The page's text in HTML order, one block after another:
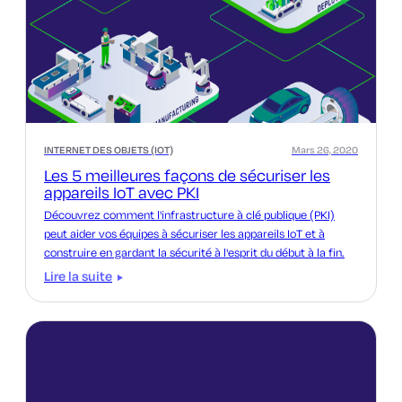
INTERNET DES OBJETS (IOT)
Les 5 meilleures façons de sécuriser les
appareils IoT avec PKI
Mars 26, 2020
Découvrez comment l'infrastructure à clé publique (PKI)
peut aider vos équipes à sécuriser les appareils IoT et à
construire en gardant la sécurité à l'esprit du début à la fin.
Lire la suite